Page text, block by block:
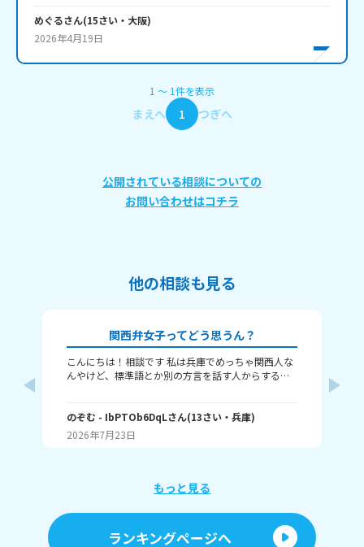
めぐるさん(15さい・ 大阪)
2026年4月19日
1 〜 1件を表示
まえへ 1 つぎへ
公開されている相談についての
お問い合わせはコチラ
他の相談も見る
関西弁女子ってどう思うん？
こんにちは！相談です 私は兵庫でめっちゃ関西人な
んやけど、標準語とか別の方言を話す人からする
ちがって、日々ボケとツッコミとかなさそうやし、
変なイメージ持たれんのかなぁって！ 別に普通の時
は結構自然に？まあゆるめにみんな使っとぉけど、
ん？ とか、普通の会話で話す時も、気が強そうみた
聞きたいです！
のぞむ - IbPTOb6DqLさん(13さい・ 兵庫)
2026年7月23日
もっと見る
ランキングページへ